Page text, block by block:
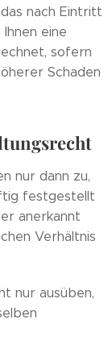
nach Eintritt
eine
sofern
Schaden
nur dann zu,
festgestellt
anerkannt
Verhältnis
nur ausüben,